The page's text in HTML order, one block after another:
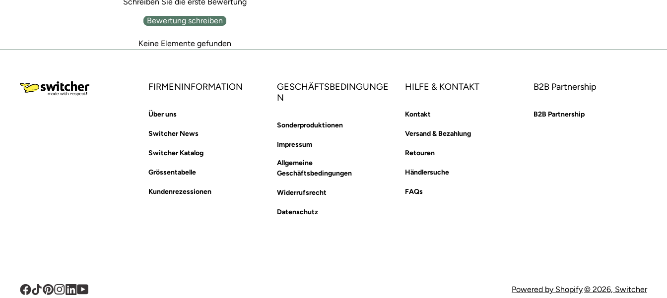
Bewertung schreiben
Keine Elemente gefunden
FIRMENINFORMATION
Über uns
Switcher News
Switcher Katalog
Grössentabelle
Kundenrezessionen
GESCHÄFTSBEDINGUNGE
N
Sonderproduktionen
Impressum
Allgemeine
Geschäftsbedingungen
Widerrufsrecht
Datenschutz
HILFE & KONTAKT
Kontakt
Versand & Bezahlung
Retouren
Händlersuche
FAQs
B2B Partnership
B2B Partnership
Facebook
TikTokPinterest
Instagram
Translation
YouTube Powered by Shopify© 2026, Switcher